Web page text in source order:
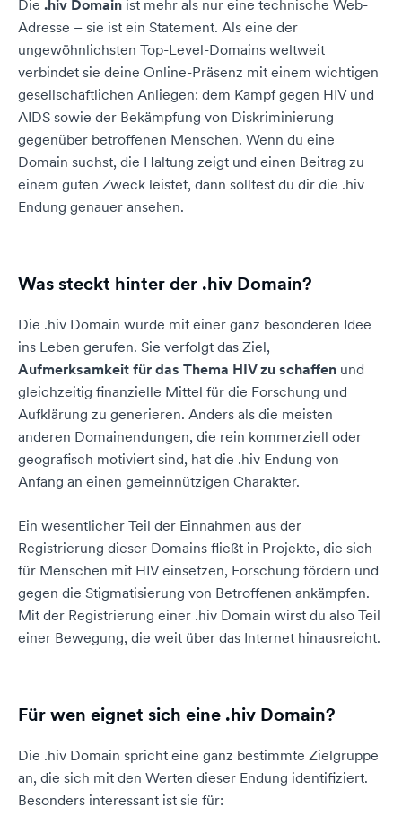
Die .hiv Domain ist mehr als nur eine technische Web-
Adresse – sie ist ein Statement. Als eine der
ungewöhnlichsten Top-Level-Domains weltweit
verbindet sie deine Online-Präsenz mit einem wichtigen
gesellschaftlichen Anliegen: dem Kampf gegen HIV und
AIDS sowie der Bekämpfung von Diskriminierung
gegenüber betroffenen Menschen. Wenn du eine
Domain suchst, die Haltung zeigt und einen Beitrag zu
einem guten Zweck leistet, dann solltest du dir die .hiv
Endung genauer ansehen.
Was steckt hinter der .hiv Domain?
Die .hiv Domain wurde mit einer ganz besonderen Idee
ins Leben gerufen. Sie verfolgt das Ziel,
Aufmerksamkeit für das Thema HIV zu schaffen und
gleichzeitig finanzielle Mittel für die Forschung und
Aufklärung zu generieren. Anders als die meisten
anderen Domainendungen, die rein kommerziell oder
geografisch motiviert sind, hat die .hiv Endung von
Anfang an einen gemeinnützigen Charakter.
Ein wesentlicher Teil der Einnahmen aus der
Registrierung dieser Domains fließt in Projekte, die sich
für Menschen mit HIV einsetzen, Forschung fördern und
gegen die Stigmatisierung von Betroffenen ankämpfen.
Mit der Registrierung einer .hiv Domain wirst du also Teil
einer Bewegung, die weit über das Internet hinausreicht.
Für wen eignet sich eine .hiv Domain?
Die .hiv Domain spricht eine ganz bestimmte Zielgruppe
an, die sich mit den Werten dieser Endung identifiziert.
Besonders interessant ist sie für: